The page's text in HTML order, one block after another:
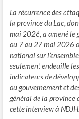
La récurrence des
la province du Lac,
mai 2026, a amené le
du 7 au 27 mai 2026
national sur
seulement endeuille
indicateurs de
du gouvernement et
général de la province
cette interview à NDJH.